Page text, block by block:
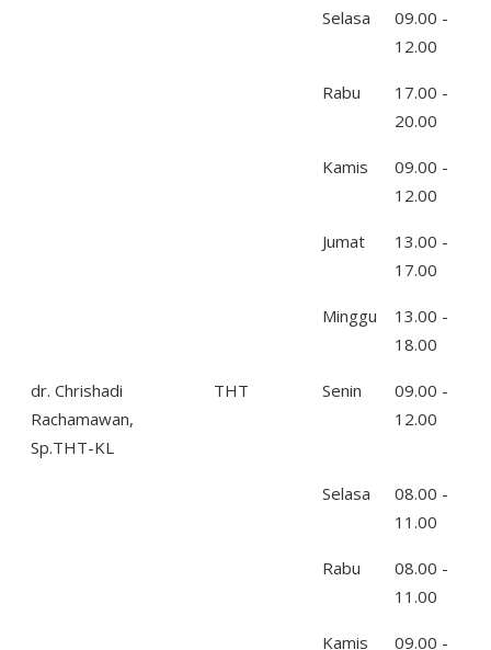
Selasa
09.00 -
12.00
Rabu
17.00 -
20.00
Kamis
09.00 -
12.00
Jumat
13.00 -
17.00
Minggu
13.00 -
18.00
dr. Chrishadi
Rachamawan,
Sp.THT-KL
THT Senin
09.00 -
12.00
Selasa
08.00 -
11.00
Rabu
08.00 -
11.00
Kamis 09.00 -